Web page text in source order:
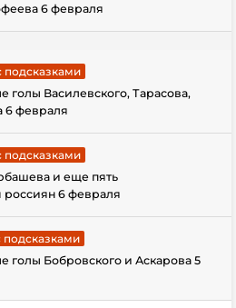
6 февраля
подсказками
Василевского, Тарасова,
6 февраля
подсказками
и еще пять
россиян 6 февраля
подсказками
голы Бобровского и Аскарова 5